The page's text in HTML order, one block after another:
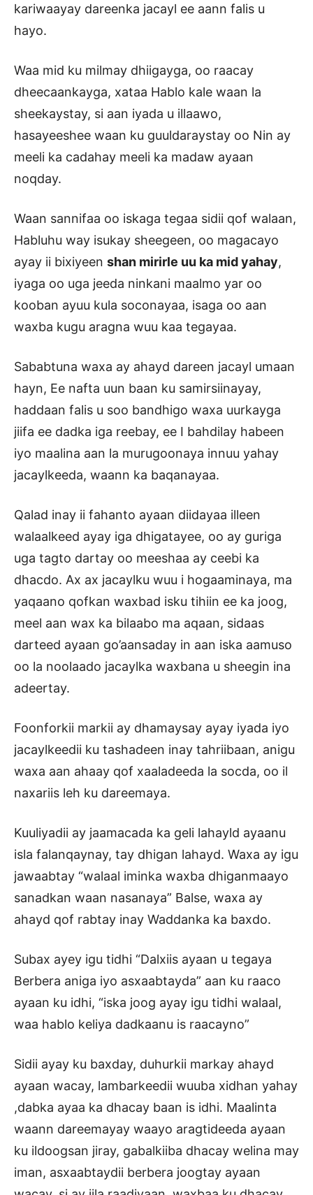
kariwaayay dareenka jacayl ee aann falis u
hayo.
Waa mid ku milmay dhiigayga, oo raacay
dheecaankayga, xataa Hablo kale waan la
sheekaystay, si aan iyada u illaawo,
hasayeeshee waan ku guuldaraystay oo Nin ay
meeli ka cadahay meeli ka madaw ayaan
noqday.
Waan sannifaa oo iskaga tegaa sidii qof walaan,
Habluhu way isukay sheegeen, oo magacayo
ayay ii bixiyeen shan mirirle uu ka mid yahay,
iyaga oo uga jeeda ninkani maalmo yar oo
kooban ayuu kula soconayaa, isaga oo aan
waxba kugu aragna wuu kaa tegayaa.
Sababtuna waxa ay ahayd dareen jacayl umaan
hayn, Ee nafta uun baan ku samirsiinayay,
haddaan falis u soo bandhigo waxa uurkayga
jiifa ee dadka iga reebay, ee I bahdilay habeen
iyo maalina aan la murugoonaya innuu yahay
jacaylkeeda, waann ka baqanayaa.
Qalad inay ii fahanto ayaan diidayaa illeen
walaalkeed ayay iga dhigatayee, oo ay guriga
uga tagto dartay oo meeshaa ay ceebi ka
dhacdo. Ax ax jacaylku wuu i hogaaminaya, ma
yaqaano qofkan waxbad isku tihiin ee ka joog,
meel aan wax ka bilaabo ma aqaan, sidaas
darteed ayaan go’aansaday in aan iska aamuso
oo la noolaado jacaylka waxbana u sheegin ina
adeertay.
Foonforkii markii ay dhamaysay ayay iyada iyo
jacaylkeedii ku tashadeen inay tahriibaan, anigu
waxa aan ahaay qof xaaladeeda la socda, oo il
naxariis leh ku dareemaya.
Kuuliyadii ay jaamacada ka geli lahayld ayaanu
isla falanqaynay, tay dhigan lahayd. Waxa ay igu
jawaabtay “walaal iminka waxba dhiganmaayo
sanadkan waan nasanaya” Balse, waxa ay
ahayd qof rabtay inay Waddanka ka baxdo.
Subax ayey igu tidhi “Dalxiis ayaan u tegaya
Berbera aniga iyo asxaabtayda” aan ku raaco
ayaan ku idhi, “iska joog ayay igu tidhi walaal,
waa hablo keliya dadkaanu is raacayno”
Sidii ayay ku baxday, duhurkii markay ahayd
ayaan wacay, lambarkeedii wuuba xidhan yahay
,dabka ayaa ka dhacay baan is idhi. Maalinta
waann dareemayay waayo aragtideeda ayaan
ku ildoogsan jiray, gabalkiiba dhacay welina may
iman, asxaabtaydii berbera joogtay ayaan